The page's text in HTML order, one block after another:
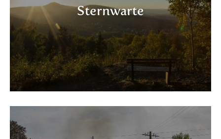
Sternwarte